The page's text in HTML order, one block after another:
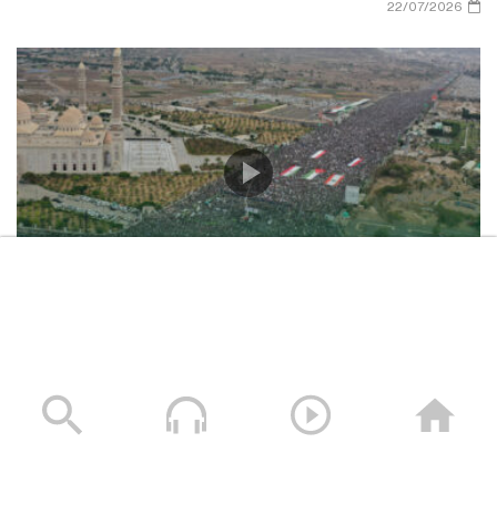
22/07/2026
17/07/2026